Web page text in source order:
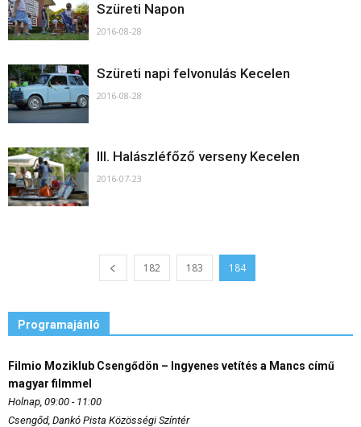
Szüreti Napon
2016-08-28
Szüreti napi felvonulás Kecelen
2016-08-28
III. Halászléfőző verseny Kecelen
2016-07-23
182 183 184
Programajánló
Filmio Moziklub Csengődön – Ingyenes vetítés a Mancs című
magyar filmmel
Holnap, 09:00 - 11:00
Csengőd, Dankó Pista Közösségi Színtér